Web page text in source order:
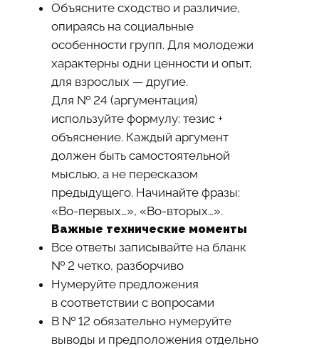
Объясните сходство и различие,
опираясь на социальные
особенности групп. Для молодежи
характерны одни ценности и опыт,
для взрослых — другие.
Для № 24 (аргументация)
используйте формулу: тезис +
объяснение. Каждый аргумент
должен быть самостоятельной
мыслью, а не пересказом
предыдущего. Начинайте фразы:
«Во-первых…», «Во-вторых…».
Важные технические моменты
Все ответы записывайте на бланк
№ 2 четко, разборчиво
Нумеруйте предложения
в соответствии с вопросами
В № 12 обязательно нумеруйте
выводы и предположения отдельно